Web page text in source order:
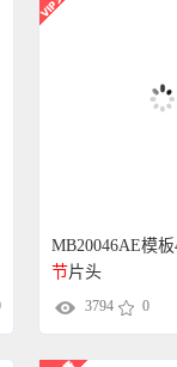
MB20046AE模
节片头
3794 0